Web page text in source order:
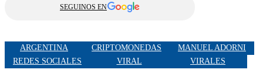
SEGUINOS EN
ARGENTINA CRIPTOMONEDAS
MANUEL ADORNI
REDES SOCIALES
VIRAL VIRALES